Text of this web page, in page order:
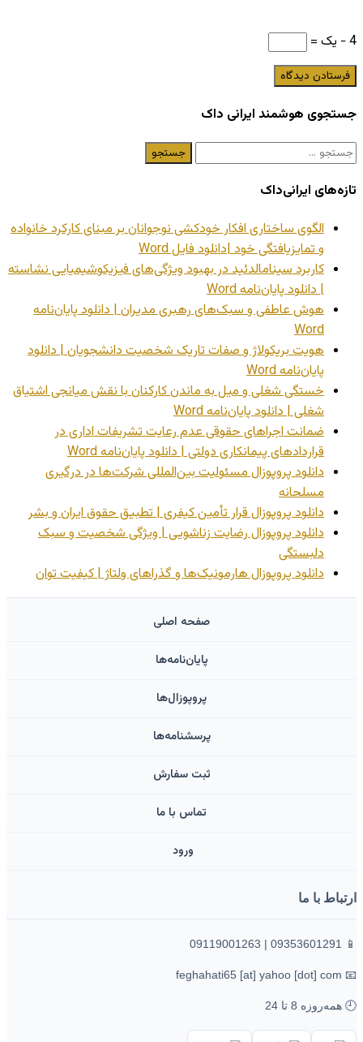
4 − یک =
جستجوی هوشمند ایرانی داک
جستجو
تازه‌های ایرانی‌داک
الگوی ساختاری افکار خودکشی نوجوانان بر مبنای کارکرد خانواده
و تمایزیافتگی خود |دانلود فایل Word
کاربرد سینامالدئید در بهبود ویژگی‌های فیزیکوشیمیایی نشاسته
| دانلود پایان‌نامه Word
هوش عاطفی و سبک‌های رهبری مدیران | دانلود پایان‌نامه
Word
هویت بریکولاژ و صفات تاریک شخصیت دانشجویان | دانلود
پایان‌نامه Word
خستگی شغلی و میل به ماندن کارکنان با نقش میانجی اشتیاق
شغلی | دانلود پایان‌نامه Word
ضمانت اجراهای حقوقی عدم رعایت تشریفات اداری در
قراردادهای پیمانکاری دولتی | دانلود پایان‌نامه Word
دانلود پروپوزال مسئولیت بین‌المللی شرکت‌ها در درگیری
مسلحانه
دانلود پروپوزال قرار تأمین کیفری | تطبیق حقوق ایران و بشر
دانلود پروپوزال رضایت زناشویی | ویژگی شخصیت و سبک
دلبستگی
دانلود پروپوزال هارمونیک‌ها و گذراهای ولتاژ | کیفیت توان
صفحه اصلی
پایان‌نامه‌ها
پروپوزال‌ها
پرسشنامه‌ها
ثبت سفارش
تماس با ما
ورود ‌
ارتباط با ما
📱 09353601291 | 09119001263
📧 feghahati65 [at] yahoo [dot] com
🕘 همه‌روزه 8 تا 24